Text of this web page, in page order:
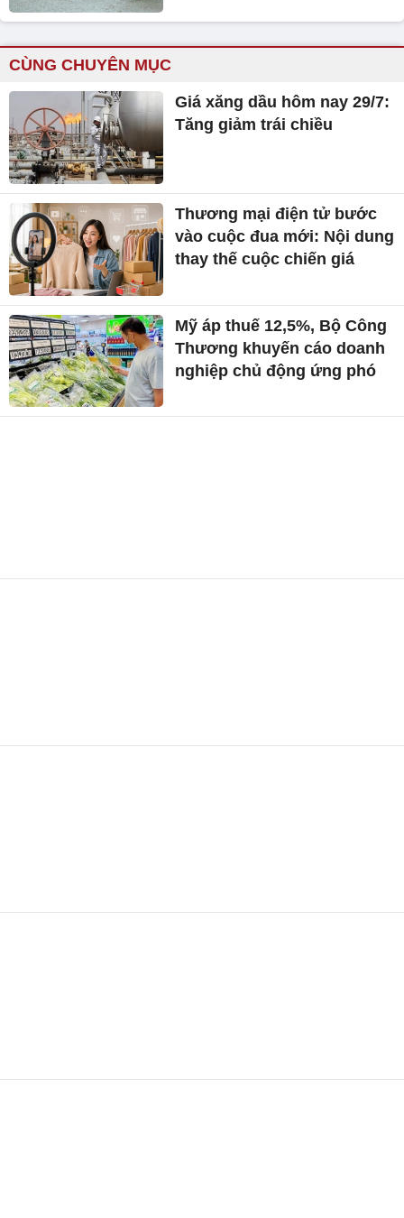
CÙNG CHUYÊN MỤC
Giá xăng dầu hôm nay 29/7:
Tăng giảm trái chiều
Thương mại điện tử bước
vào cuộc đua mới: Nội dung
thay thế cuộc chiến giá
Mỹ áp thuế 12,5%, Bộ Công
Thương khuyến cáo doanh
nghiệp chủ động ứng phó